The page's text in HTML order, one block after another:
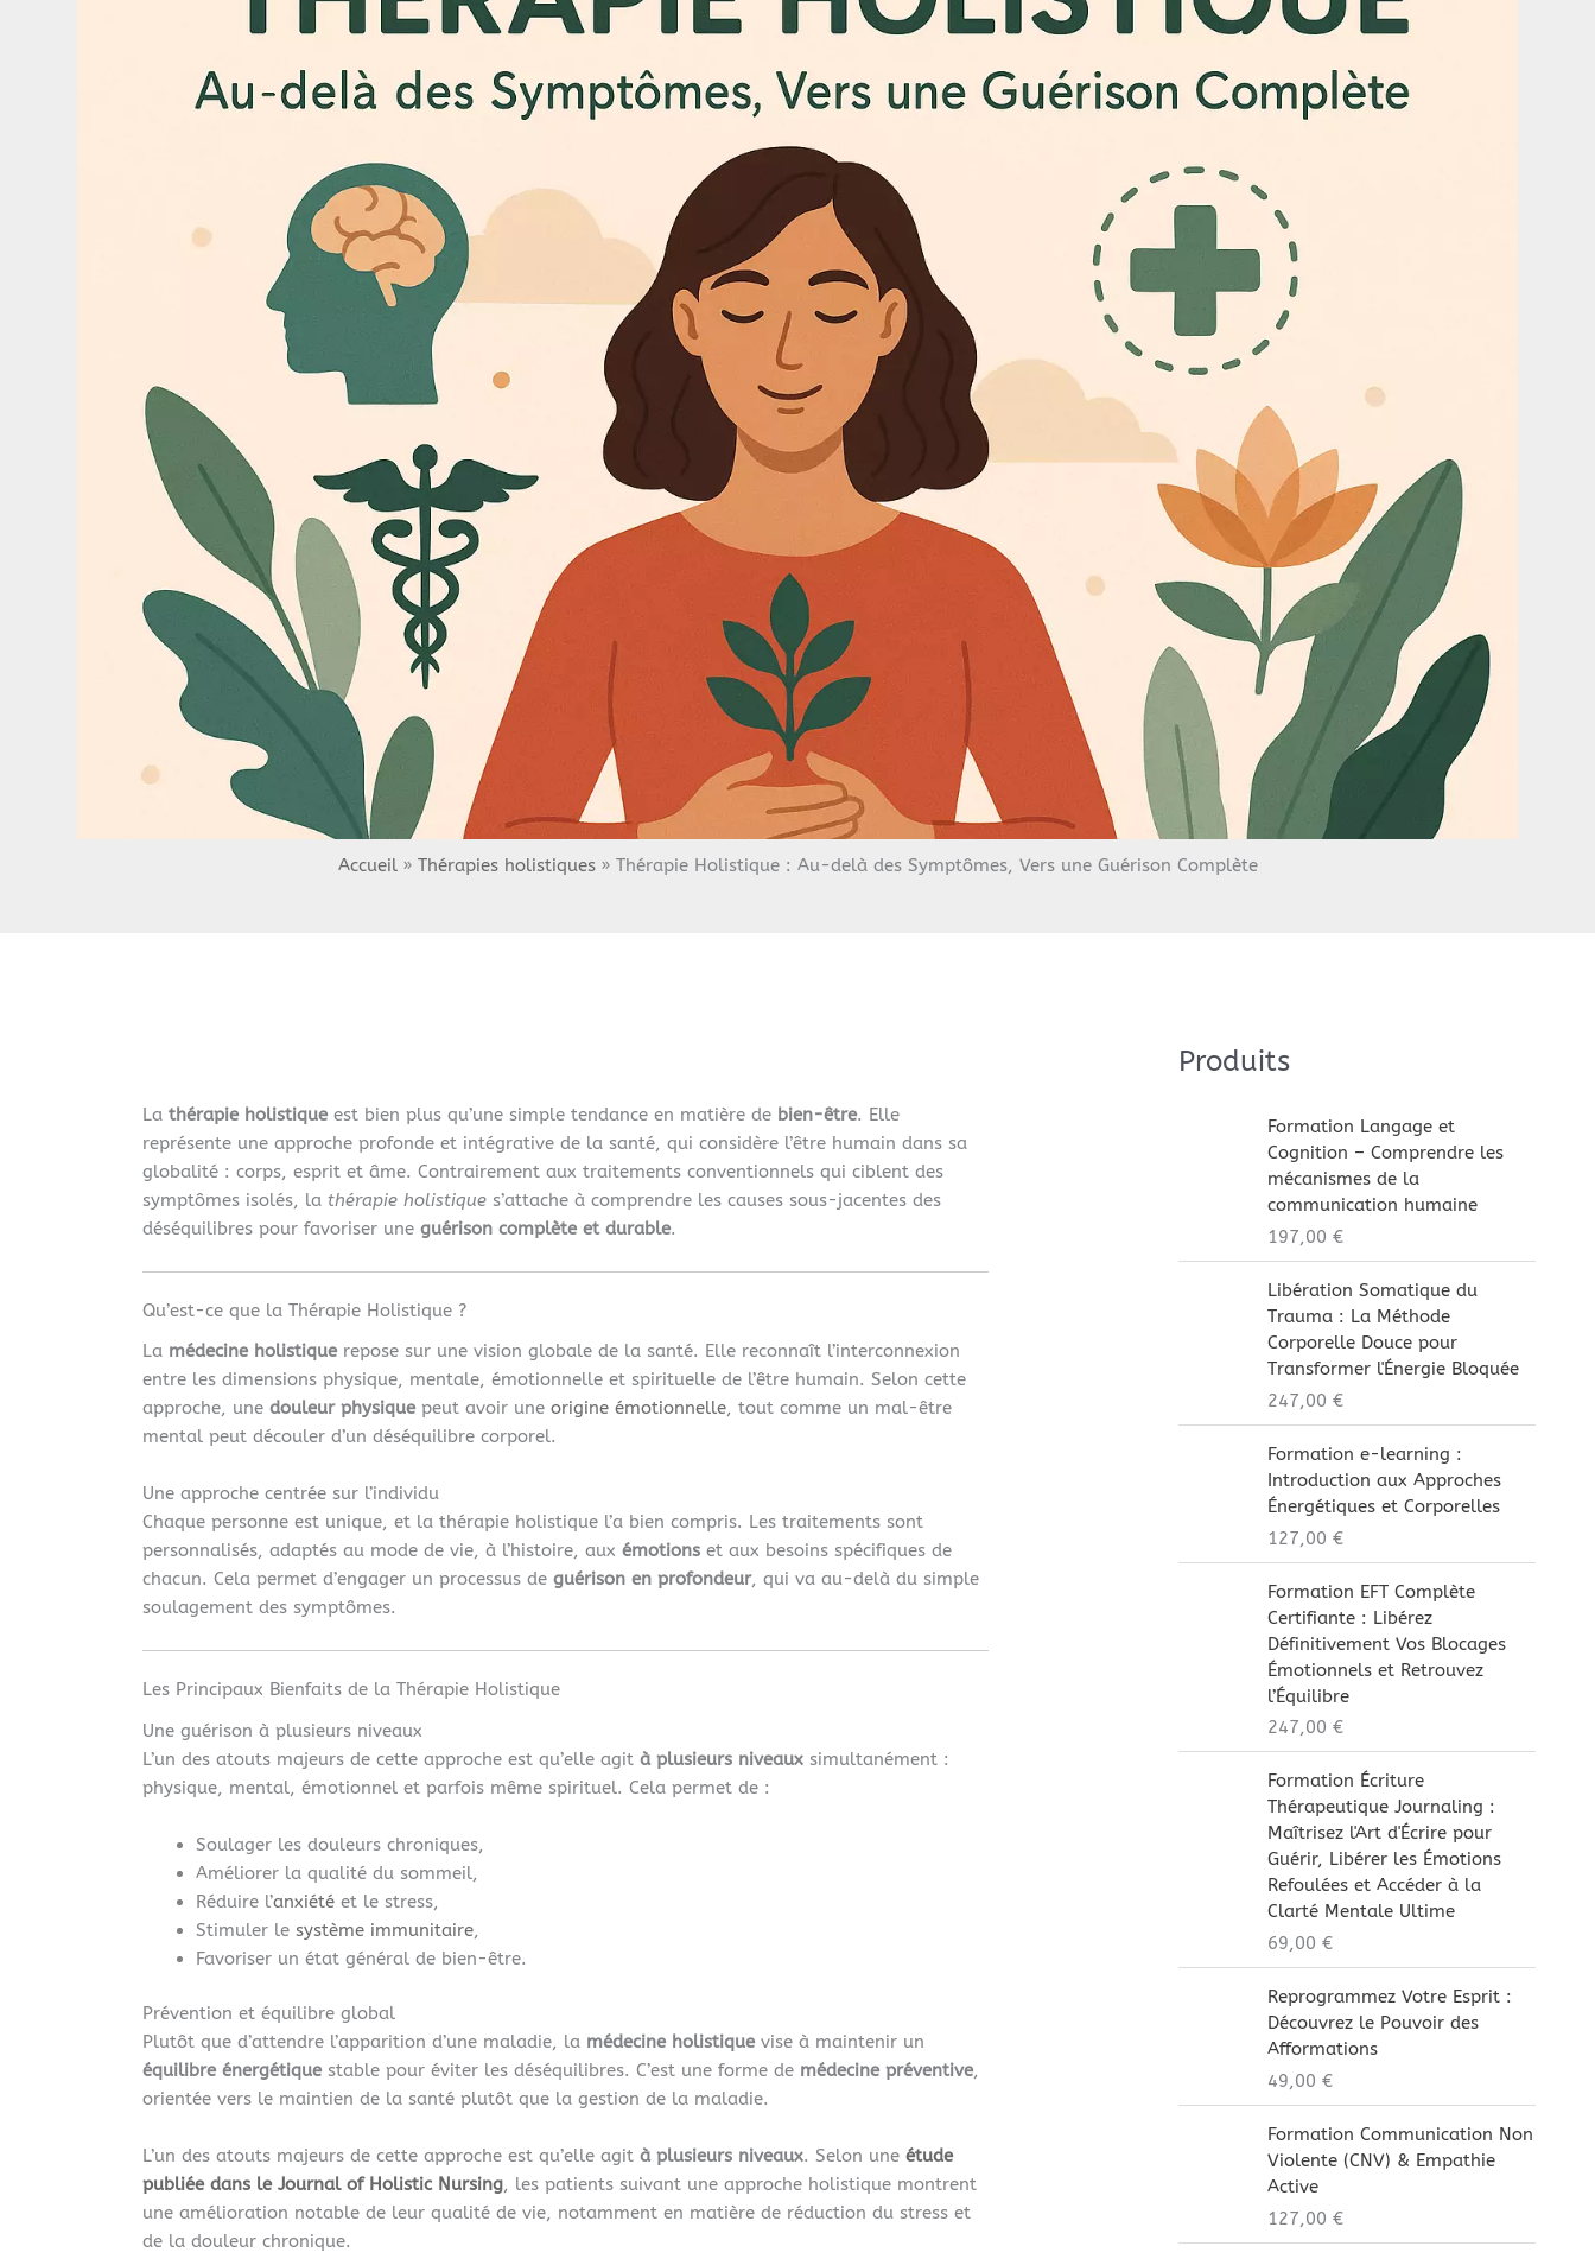
Accueil Thérapies holistiques Thérapie Holistique : Au-delà des Symptômes, Vers une Guérison Complète
Lathérapie holistique est bien plus qu’une simple tendance en matière de bien-être. Elle
représente une approche profonde et intégrative de la santé, qui considère l’être humain dans sa
globalité : corps, esprit et âme. Contrairement aux traitements conventionnels qui ciblent des
symptômes isolés, lathérapie holistique s’attache à comprendre les causes sous-jacentes des
déséquilibres pour favoriser uneguérison complète et durable.
Qu’est-ce que la Thérapie Holistique ?
La médecine holistique repose sur une vision globale de la santé. Elle reconnaît l’interconnexion
entre les dimensions physique, mentale, émotionnelle et spirituelle de l’être humain. Selon cette
approche, unedouleur physique peut avoir uneorigine émotionnelle, tout comme un mal-être
mental peut découler d’un déséquilibre corporel.
Une approche centrée sur l’individu
Chaque personne est unique, et la thérapie holistique l’a bien compris. Les traitements sont
personnalisés, adaptés au mode de vie, à l’histoire, auxémotions et aux besoins spécifiques de
chacun. Cela permet d’engager un processus deguérison en profondeur, qui va au-delà du simple
soulagement des symptômes.
Les Principaux Bienfaits de la Thérapie Holistique
Une guérison à plusieurs niveaux
L’un des atouts majeurs de cette approche est qu’elle agità plusieurs niveaux simultanément :
physique, mental, émotionnel et parfois même spirituel. Cela permet de :
Soulager les douleurs chroniques,
Améliorer la qualité du sommeil,
Réduire l’anxiété et le stress,
Stimuler le système immunitaire,
Favoriser un état général de bien-être.
Prévention et équilibre global
Plutôt que d’attendre l’apparition d’une maladie, la médecine holistique vise à maintenir un
équilibre énergétique stable pour éviter les déséquilibres. C’est une forme de médecine préventive,
orientée vers le maintien de la santé plutôt que la gestion de la maladie.
L’un des atouts majeurs de cette approche est qu’elle agità plusieurs niveaux. Selon uneétude
publiée dans le Journal of Holistic Nursing, les patients suivant une approche holistique montrent
une amélioration notable de leur qualité de vie, notamment en matière de réduction du stress et
de la douleur chronique.
Produits
Formation Langage et
Cognition – Comprendre les
mécanismes de la
communication humaine
197,00 €
Libération Somatique du
Trauma : La Méthode
Corporelle Douce pour
Transformer l'Énergie Bloquée
247,00 €
Formation e-learning :
Introduction aux Approches
Énergétiques et Corporelles
127,00 €
Formation EFT Complète
Certifiante : Libérez
Définitivement Vos Blocages
Émotionnels et Retrouvez
l’Équilibre
247,00 €
Formation Écriture
Thérapeutique Journaling :
Maîtrisez l'Art d'Écrire pour
Guérir, Libérer les Émotions
Refoulées et Accéder à la
Clarté Mentale Ultime
69,00 €
Reprogrammez Votre Esprit :
Découvrez le Pouvoir des
Afformations
49,00 €
Formation Communication Non
Violente (CNV) & Empathie
Active
127,00 €